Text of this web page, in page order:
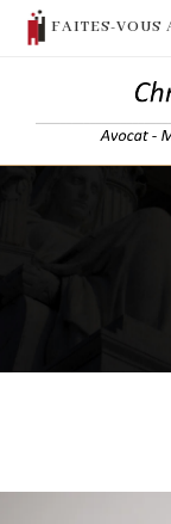
FAITES-VOUS